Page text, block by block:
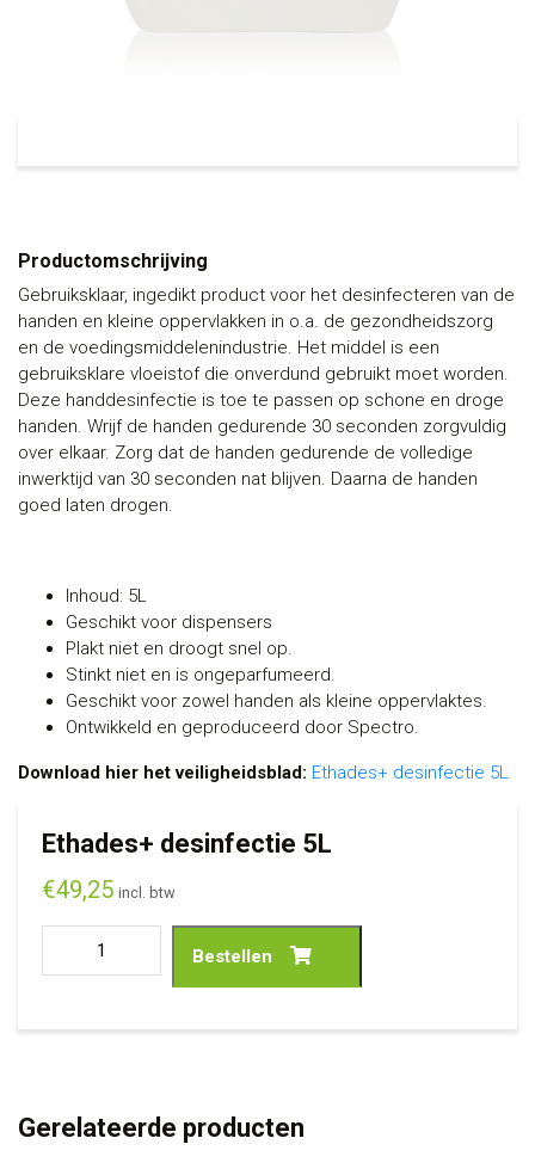
Productomschrijving
Gebruiksklaar, ingedikt product voor het desinfecteren van de
handen en kleine oppervlakken in o.a. de gezondheidszorg
en de voedingsmiddelenindustrie. Het middel is een
gebruiksklare vloeistof die onverdund gebruikt moet worden.
Deze handdesinfectie is toe te passen op schone en droge
handen. Wrijf de handen gedurende 30 seconden zorgvuldig
over elkaar. Zorg dat de handen gedurende de volledige
inwerktijd van 30 seconden nat blijven. Daarna de handen
goed laten drogen.
Inhoud: 5L
Geschikt voor dispensers
Plakt niet en droogt snel op.
Stinkt niet en is ongeparfumeerd.
Geschikt voor zowel handen als kleine oppervlaktes.
Ontwikkeld en geproduceerd door Spectro.
Download hier het veiligheidsblad: Ethades+ desinfectie 5L
Ethades+ desinfectie 5L
€49,25 incl. btw
Bestellen
Gerelateerde producten